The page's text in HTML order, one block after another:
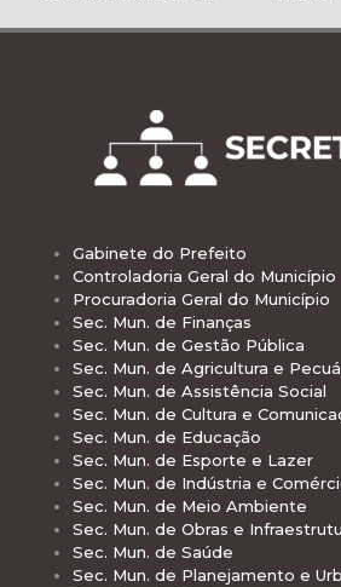
Gabinete do Prefeito
Controladoria Geral do Município
Procuradoria Geral do Município
Sec. Mun. de Finanças
Sec. Mun. de Gestão Pública
Sec. Mun. de Agricultura e
Sec. Mun. de Assistência Social
Sec. Mun. de Cultura e
Sec. Mun. de Educação
Sec. Mun. de Esporte e Lazer
Sec. Mun. de Indústria e
Sec. Mun. de Meio Ambiente
Sec. Mun. de Obras e
Sec. Mun. de Saúde
Sec. Mun. de Planejamento e